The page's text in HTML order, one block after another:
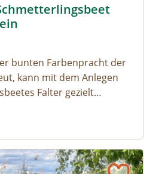
bunten Farbenpracht der
kann mit dem Anlegen
Falter gezielt
werden. Denn
keine schönen
der Big Five im Weinviertel
im Weinviertel